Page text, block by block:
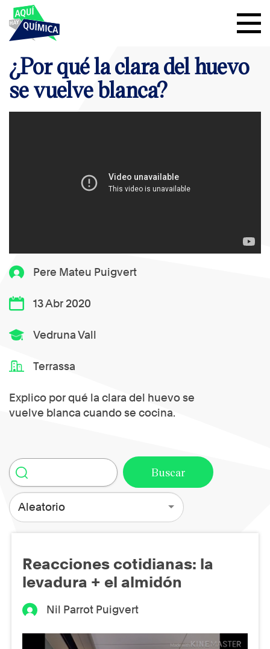
Pere Mateu Puigvert
13 Abr 2020
Vedruna Vall
Terrassa
Explico por qué la clara del huevo se
vuelve blanca cuando se cocina.
¿Por qué la clara del huevo
se vuelve blanca?
Aleatorio
Reacciones cotidianas: la
levadura + el almidón
Nil Parrot Puigvert